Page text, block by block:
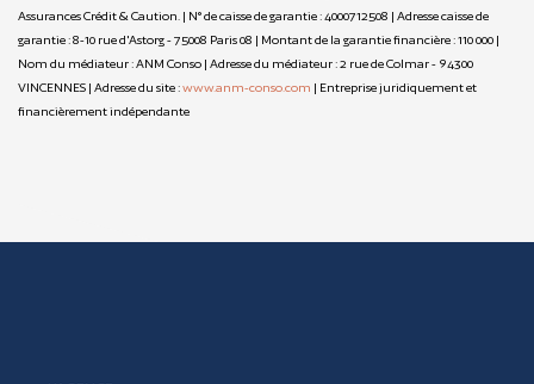
Assurances Crédit & Caution. | N° de caisse de garantie : 4000712508 | Adresse caisse de
garantie : 8-10 rue d'Astorg - 75008 Paris 08 | Montant de la garantie financière : 110 000 |
Nom du médiateur : ANM Conso | Adresse du médiateur : 2 rue de Colmar - 94300
VINCENNES | Adresse du site :www.anm-conso.com | Entreprise juridiquement et
financièrement indépendante